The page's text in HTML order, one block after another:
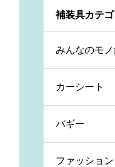
補装具カテ
みんなのモ
カーシート
バギー
ファッション